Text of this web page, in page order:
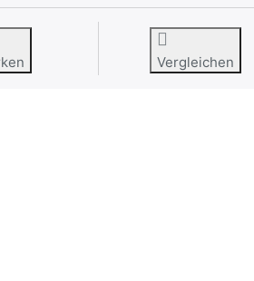
Vergleichen